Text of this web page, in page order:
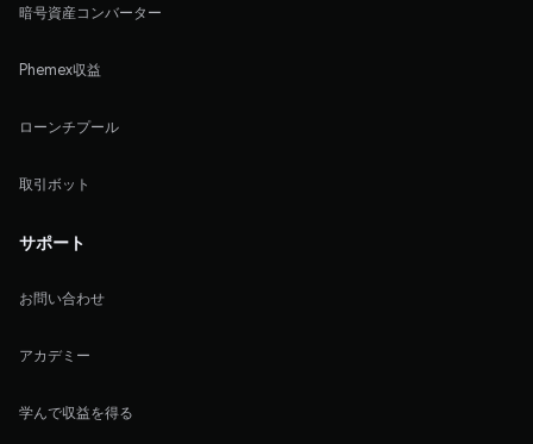
暗号資産コンバーター
Phemex収益
ローンチプール
取引ボット
サポート
お問い合わせ
アカデミー
学んで収益を得る